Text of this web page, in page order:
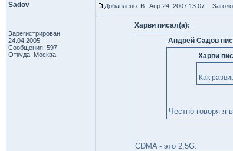
Sadov
Зарегистрирован:
24.04.2005
Сообщения: 597
Откуда: Москва
Добавлено: Вт Апр 24, 2007 13:07
Харви писал(а):
Андрей Садов
Харви
Как
Честно говоря я
CDMA - это 2,5G.